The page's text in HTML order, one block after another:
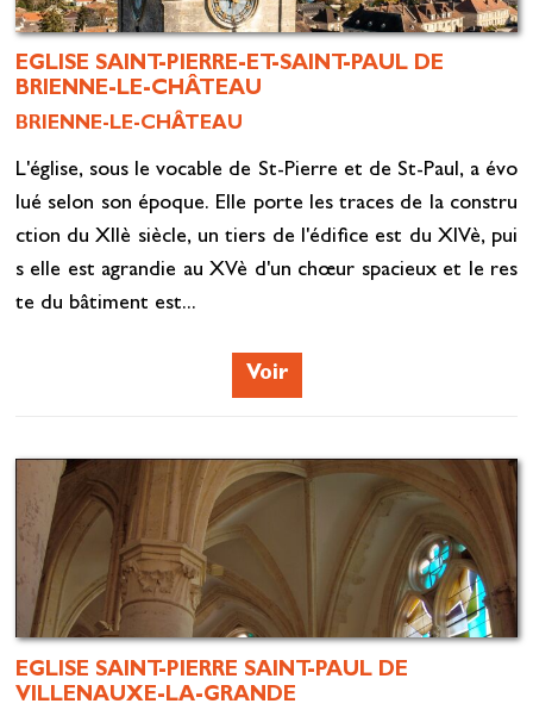
EGLISE SAINT-PIERRE-ET-SAINT-PAUL DE
BRIENNE-LE-CHÂTEAU
BRIENNE-LE-CHÂTEAU
L'église, sous le vocable de St-Pierre et de St-Paul, a évo
lué selon son époque. Elle porte les traces de la constru
ction du XIIè siècle, un tiers de l'édifice est du XIVè, pui
s elle est agrandie au XVè d'un chœur spacieux et le res
te du bâtiment est...
Voir
EGLISE SAINT-PIERRE SAINT-PAUL DE
VILLENAUXE-LA-GRANDE